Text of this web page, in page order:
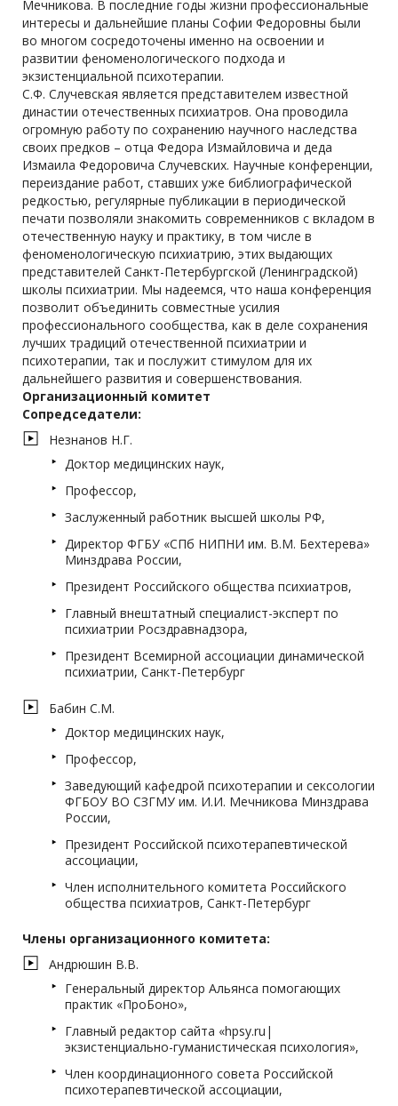
Мечникова. В последние годы жизни профессиональные
интересы и дальнейшие планы Софии Федоровны были
во многом сосредоточены именно на освоении и
развитии феноменологического подхода и
экзистенциальной психотерапии.
С.Ф. Случевская является представителем известной
династии отечественных психиатров. Она проводила
огромную работу по сохранению научного наследства
своих предков – отца Федора Измайловича и деда
Измаила Федоровича Случевских. Научные конференции,
переиздание работ, ставших уже библиографической
редкостью, регулярные публикации в периодической
печати позволяли знакомить современников с вкладом в
отечественную науку и практику, в том числе в
феноменологическую психиатрию, этих выдающих
представителей Санкт-Петербургской (Ленинградской)
школы психиатрии. Мы надеемся, что наша конференция
позволит объединить совместные усилия
профессионального сообщества, как в деле сохранения
лучших традиций отечественной психиатрии и
психотерапии, так и послужит стимулом для их
дальнейшего развития и совершенствования.
Организационный комитет
Сопредседатели:
Незнанов Н.Г.
Доктор медицинских наук,
Профессор,
Заслуженный работник высшей школы РФ,
Директор ФГБУ «СПб НИПНИ им. В.М. Бехтерева»
Минздрава России,
Президент Российского общества психиатров,
Главный внештатный специалист-эксперт по
психиатрии Росздравнадзора,
Президент Всемирной ассоциации динамической
психиатрии, Санкт-Петербург
Бабин С.М.
Доктор медицинских наук,
Профессор,
Заведующий кафедрой психотерапии и сексологии
ФГБОУ ВО СЗГМУ им. И.И. Мечникова Минздрава
России,
Президент Российской психотерапевтической
ассоциации,
Член исполнительного комитета Российского
общества психиатров, Санкт-Петербург
Члены организационного комитета:
Андрюшин В.В.
Генеральный директор Альянса помогающих
практик «ПроБоно»,
Главный редактор сайта «hpsy.ru|
экзистенциально-гуманистическая психология»,
Член координационного совета Российской
психотерапевтической ассоциации,